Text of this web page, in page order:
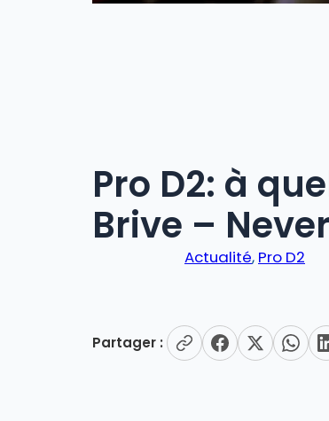
Pro D2: à
Brive –
Actualité, Pro D2
Partager :